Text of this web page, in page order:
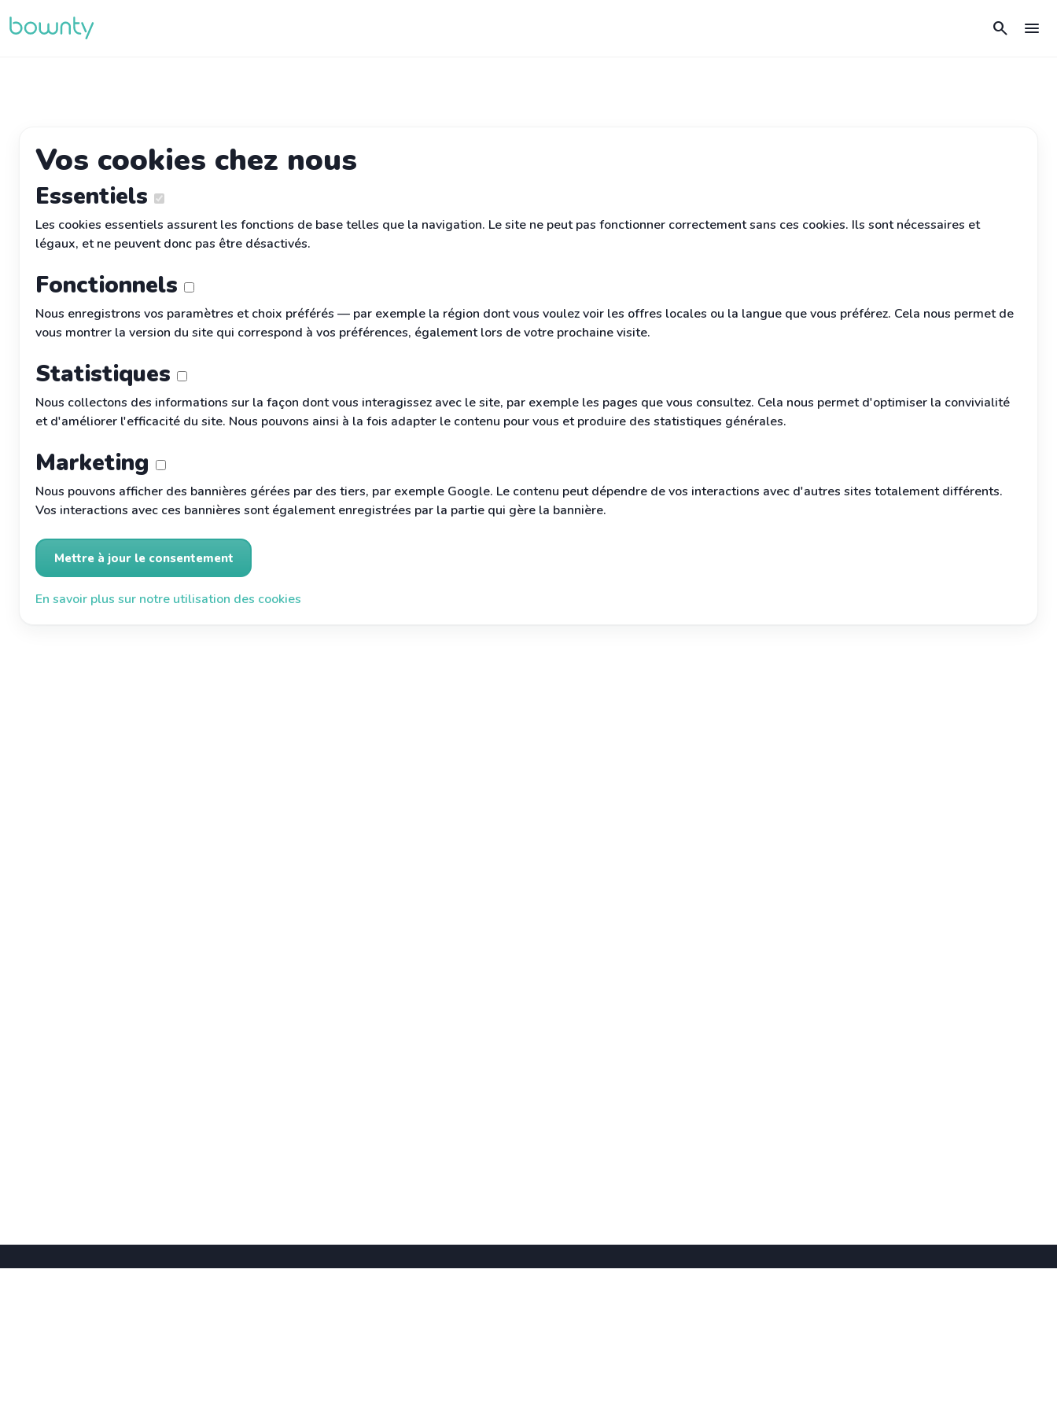
search menu
Vos cookies chez nous
Essentiels
Les cookies essentiels assurent les fonctions de base telles que la navigation. Le site ne peut pas fonctionner correctement sans ces cookies. Ils sont nécessaires et
légaux, et ne peuvent donc pas être désactivés.
Fonctionnels
Nous enregistrons vos paramètres et choix préférés — par exemple la région dont vous voulez voir les offres locales ou la langue que vous préférez. Cela nous permet de
vous montrer la version du site qui correspond à vos préférences, également lors de votre prochaine visite.
Statistiques
Nous collectons des informations sur la façon dont vous interagissez avec le site, par exemple les pages que vous consultez. Cela nous permet d'optimiser la convivialité
et d'améliorer l'efficacité du site. Nous pouvons ainsi à la fois adapter le contenu pour vous et produire des statistiques générales.
Marketing
Nous pouvons afficher des bannières gérées par des tiers, par exemple Google. Le contenu peut dépendre de vos interactions avec d'autres sites totalement différents.
Vos interactions avec ces bannières sont également enregistrées par la partie qui gère la bannière.
Mettre à jour le consentement
En savoir plus sur notre utilisation des cookies